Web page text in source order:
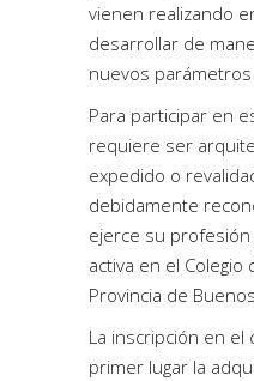
vienen realizando
desarrollar de
nuevos
Para participar en
requiere ser
expedido o
debidamente
ejerce su
activa en el
Provincia de
La inscripción en el
primer lugar la